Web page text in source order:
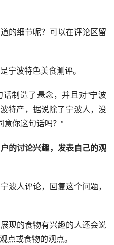
的细节呢？可以在评论区留
宁波特色美食测评。
制造了悬念，并且对“宁波
特产，据说除了宁波人，没
意你这句话吗？”
的讨论兴趣，发表自己的观
波人评论，回复这个问题，
现的食物有兴趣的人还会说
点或食物的观点。